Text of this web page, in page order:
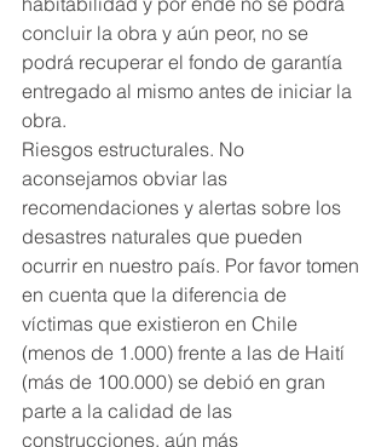
concluir la obra y aún peor, no se
podrá recuperar el fondo de garantía
entregado al mismo antes de iniciar la
obra.
Riesgos estructurales. No
aconsejamos obviar las
recomendaciones y alertas sobre los
desastres naturales que pueden
ocurrir en nuestro país. Por favor tomen
en cuenta que la diferencia de
víctimas que existieron en Chile
(menos de 1.000) frente a las de Haití
(más de 100.000) se debió en gran
parte a la calidad de las
construcciones, aún más